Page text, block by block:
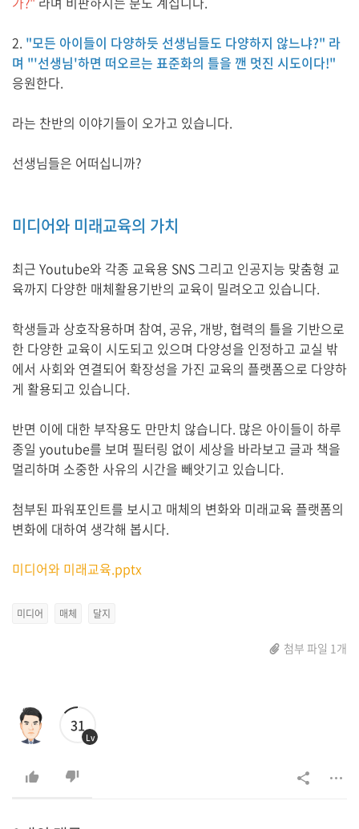
2. "모든 아이들이 다양하듯 선생님들도 다양하지 않느냐?" 라
며 "'선생님'하면 떠오르는 표준화의 틀을 깬 멋진 시도이다!"
응원한다.
라는 찬반의 이야기들이 오가고 있습니다.
선생님들은 어떠십니까?
미디어와 미래교육의 가치
최근 Youtube와 각종 교육용 SNS 그리고 인공지능 맞춤형 교
육까지 다양한 매체활용기반의 교육이 밀려오고 있습니다.
학생들과 상호작용하며 참여, 공유, 개방, 협력의 틀을 기반으로
한 다양한 교육이 시도되고 있으며 다양성을 인정하고 교실 밖
에서 사회와 연결되어 확장성을 가진 교육의 플랫폼으로 다양하
게 활용되고 있습니다.
반면 이에 대한 부작용도 만만치 않습니다. 많은 아이들이 하루
종일 youtube를 보며 필터링 없이 세상을 바라보고 글과 책을
멀리하며 소중한 사유의 시간을 빼앗기고 있습니다.
첨부된 파워포인트를 보시고 매체의 변화와 미래교육 플랫폼의
변화에 대하여 생각해 봅시다.
미디어와 미래교육.pptx
미디어 매체 달지
첨부 파일 1개
31
Lv